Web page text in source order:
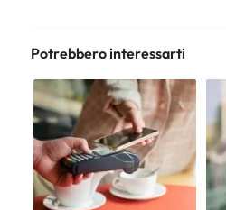
Potrebbero interessarti